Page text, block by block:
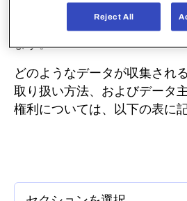
ただし、報酬のお支払い手続
り、特定の情報の提供をお願
ます。
どのようなデータが収集され
取り扱い方法、およびデータ
権利については、以下の表に
Reject All